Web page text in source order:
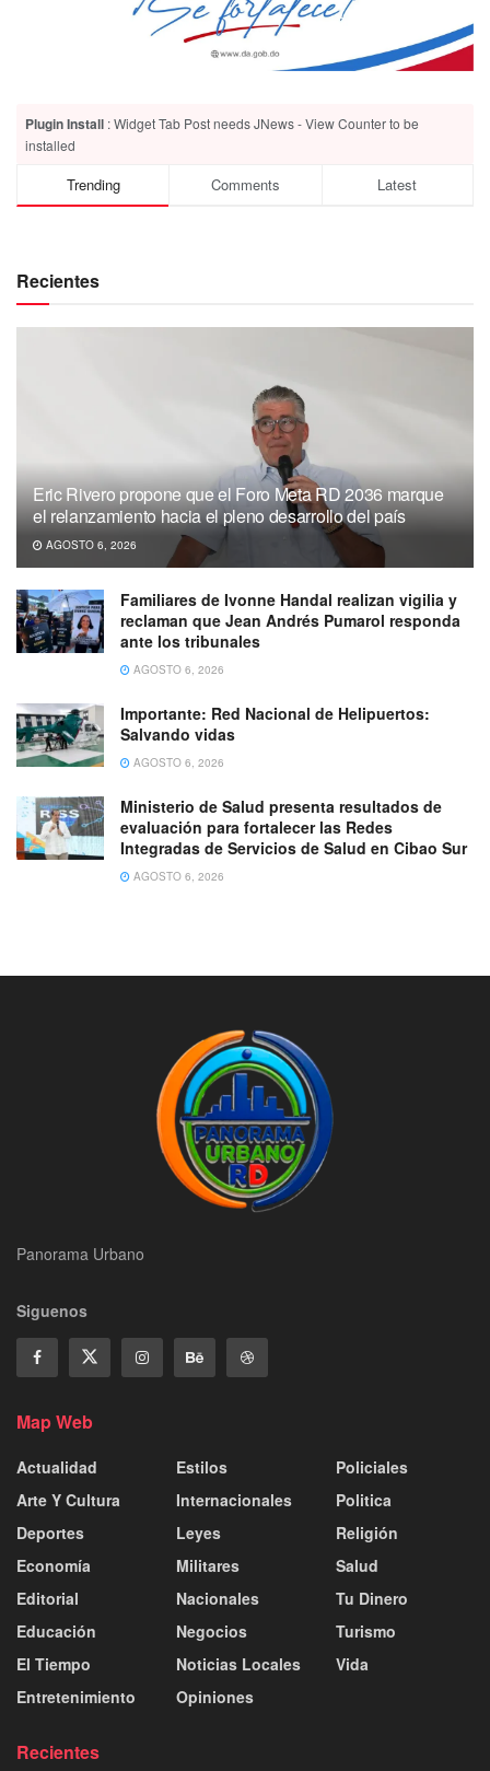
Plugin Install : Widget Tab Post needs JNews - View Counter to be
installed
Trending Comments Latest
Recientes
Eric Rivero propone que el Foro Meta RD 2036 marque
el relanzamiento hacia el pleno desarrollo del país
AGOSTO 6, 2026
Familiares de Ivonne Handal realizan vigilia y
reclaman que Jean Andrés Pumarol responda
ante los tribunales
AGOSTO 6, 2026
Importante: Red Nacional de Helipuertos:
Salvando vidas
AGOSTO 6, 2026
Ministerio de Salud presenta resultados de
evaluación para fortalecer las Redes
Integradas de Servicios de Salud en Cibao Sur
AGOSTO 6, 2026
Panorama Urbano
Siguenos
Map Web
Actualidad
Arte Y Cultura
Deportes
Economía
Editorial
Educación
El Tiempo
Entretenimiento
Estilos
Internacionales
Leyes
Militares
Nacionales
Negocios
Noticias Locales
Opiniones
Policiales
Politica
Religión
Salud
Tu Dinero
Turismo
Vida
Recientes